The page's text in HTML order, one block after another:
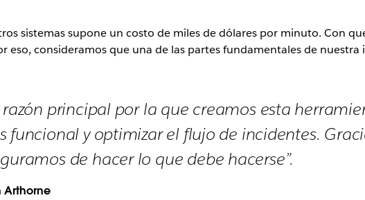
sistemas supone un costo de miles de dólares por minuto. Con
eso, consideramos que una de las partes fundamentales de
razón principal por la que creamos esta
funcional y optimizar el flujo de incidentes.
de hacer lo que debe hacerse”.
Arthorne